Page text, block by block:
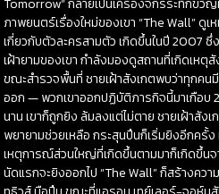
Tomorrow” กลายเป็นเครื่องจักรระทึกข
ภาพยนตร์เรื่องใหม่ของเขา “The Wall” ดู
เกี่ยวกับตัวละครสามตัว เกิดขึ้นในปี 2007
เฝ้ายามของเขา กำลังมองดูสถานที่เกิดเห
ขณะสำรวจพื้นที่ ชายเฝ้าสังเกตพบว่าทุกคน
ออก — พวกเขาออกปฏิบัติภารกิจนี้มาเกือบ
นาน เขาก็ถูกยิง ล้มลงแต่ไม่ตาย ชายเฝ้าสั
พยายามช่วยเหลือ กระสุนปืนก็เริ่มยิงอีกครั้
เหตุการณ์ส่วนใหญ่ที่เกิดขึ้นตามมาก็เกิดขึ้น
นัดแรกจะยิงออกไป “The Wall” ก็สร้างค